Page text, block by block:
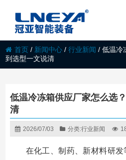
首页 / 新闻中心 /行业新闻 /低温冷
到选型一文说清
低温冷冻箱供应厂家怎么选
清
2026/07/03 分类:行业新闻
在化工、制药、新材料研